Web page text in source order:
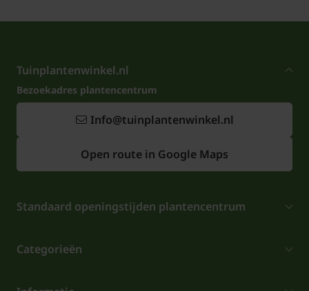
Tuinplantenwinkel.nl
Bezoekadres plantencentrum
Info@tuinplantenwinkel.nl
Open route in Google Maps
Standaard openingstijden plantencentrum
Categorieën